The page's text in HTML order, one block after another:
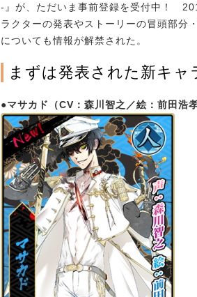
-』が、ただいま事前登録を受付中！
ラクターの発表やストーリーの冒頭部分
についても情報が解禁された。
まずは発表された新キャ
●マサカド（CV：森川智之／絵：前田浩孝